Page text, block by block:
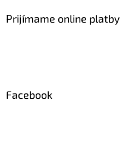
Prijímame online platby
Facebook